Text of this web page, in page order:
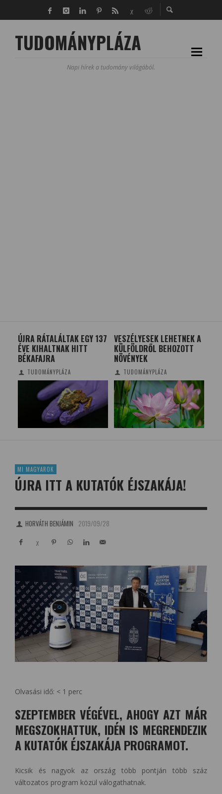
TUDOMÁNYPLÁZA
Napi hírek a tudomány világából.
ÚJRA RÁTALÁLTAK EGY 137
ÉVE KIHALTNAK HITT
BÉKAFAJRA
TUDOMÁNYPLÁZA
VESZÉLYESEK LEHETNEK A
KÜLFÖLDRŐL BEHOZOTT
NÖVÉNYEK
TUDOMÁNYPLÁZA
MI MAGYAROK
ÚJRA ITT A KUTATÓK ÉJSZAKÁJA!
HORVÁTH BENJÁMIN 2019/09/28
Olvasási idő: < 1 perc
SZEPTEMBER VÉGÉVEL, AHOGY AZT MÁR
MEGSZOKHATTUK, IDÉN IS MEGRENDEZIK
A KUTATÓK ÉJSZAKÁJA PROGRAMOT.
Kicsik és nagyok az ország több pontján több száz
változatos program közül válogathatnak.